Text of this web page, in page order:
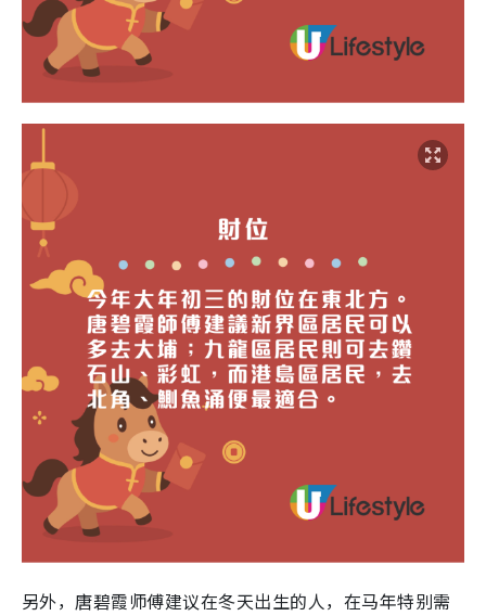
另外，唐碧霞师傅建议在冬天出生的人，在马年特别需